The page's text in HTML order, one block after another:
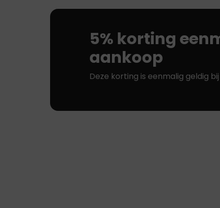
5% korting
aankoop
Deze korting is eenmalig geldig